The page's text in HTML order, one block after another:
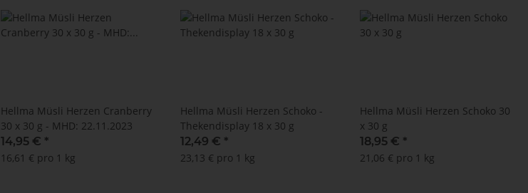
Hellma Müsli Herzen Cranberry
30 x 30 g - MHD: 22.11.2023
14,95 € *
16,61 € pro 1 kg
Hellma Müsli Herzen Schoko -
Thekendisplay 18 x 30 g
12,49 € *
23,13 € pro 1 kg
Hellma Müsli Herzen Schoko 30
x 30 g
18,95 € *
21,06 € pro 1 kg